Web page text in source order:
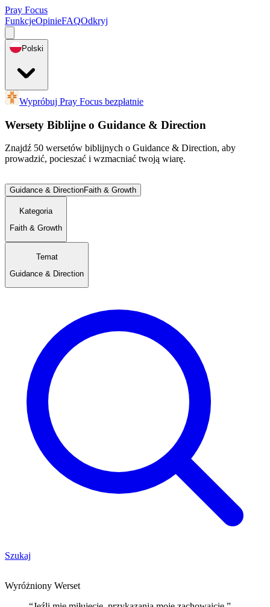
Pray Focus
FunkcjeOpinieFAQOdkryj
Polski
Wypróbuj Pray Focus bezpłatnie
Wersety Biblijne o Guidance & Direction
Znajdź 50 wersetów biblijnych o Guidance & Direction, aby
prowadzić, pocieszać i wzmacniać twoją wiarę.
Guidance & DirectionFaith & Growth
Kategoria
Faith & Growth
Temat
Guidance & Direction
Szukaj
Wyróżniony Werset